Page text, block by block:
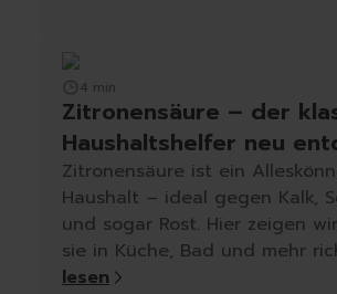
Tücher |
4 min
Zitronensäure – der
Haushaltshelfer neu
Zitronensäure ist ein
Haushalt – ideal gegen Kalk,
und sogar Rost. Hier zeigen
sie in Küche, Bad und mehr
einsetzt.
lesen